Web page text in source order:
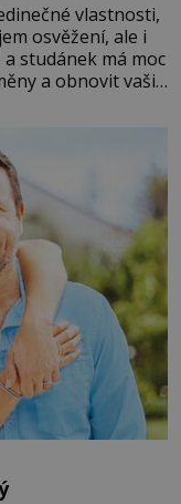
vlastnosti,
osvěžení, ale i
studánek má moc
a obnovit vaši
svého života